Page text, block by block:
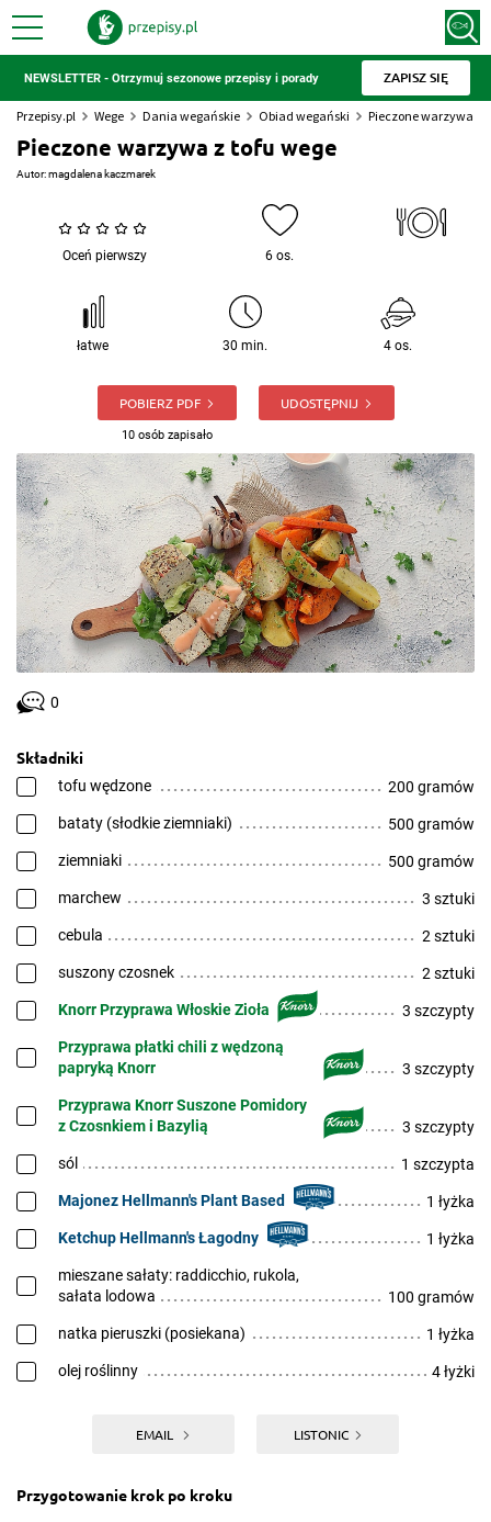
NEWSLETTER - Otrzymuj sezonowe przepisy i porady ZAPISZ SIĘ
Przepisy.pl Wege Dania wegańskie Obiad wegański Pieczone warzywa z
Pieczone warzywa z tofu wege
Autor:magdalena kaczmarek
Oceń pierwszy 6 os.
łatwe 30 min. 4 os.
POBIERZ PDF
10 osób zapisało
UDOSTĘPNIJ
0
Składniki
tofu wędzone 200 gramów
bataty (słodkie ziemniaki) 500 gramów
ziemniaki 500 gramów
marchew 3 sztuki
cebula 2 sztuki
suszony czosnek 2 sztuki
Knorr Przyprawa Włoskie Zioła 3 szczypty
Przyprawa płatki chili z wędzoną
papryką Knorr
3 szczypty
Przyprawa Knorr Suszone Pomidory
z Czosnkiem i Bazylią
3 szczypty
sól 1 szczypta
Majonez Hellmann's Plant Based 1 łyżka
Ketchup Hellmann's Łagodny 1 łyżka
mieszane sałaty: raddicchio, rukola,
sałata lodowa
100 gramów
natka pieruszki (posiekana) 1 łyżka
olej roślinny 4 łyżki
EMAIL LISTONIC
Przygotowanie krok po kroku